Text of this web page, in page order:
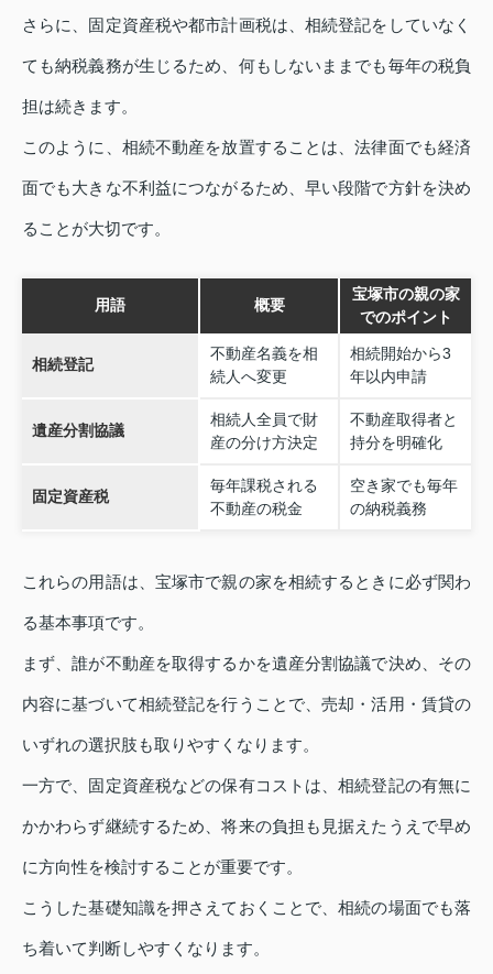
さらに、固定資産税や都市計画税は、相続登記をしていなく
ても納税義務が生じるため、何もしないままでも毎年の税負
担は続きます。
このように、相続不動産を放置することは、法律面でも経済
面でも大きな不利益につながるため、早い段階で方針を決め
ることが大切です。
用語 概要
宝塚市の親の家
でのポイント
相続登記
不動産名義を相
続人へ変更
相続開始から3
年以内申請
遺産分割協議
相続人全員で財
産の分け方決定
不動産取得者と
持分を明確化
固定資産税
毎年課税される
不動産の税金
空き家でも毎年
の納税義務
これらの用語は、宝塚市で親の家を相続するときに必ず関わ
る基本事項です。
まず、誰が不動産を取得するかを遺産分割協議で決め、その
内容に基づいて相続登記を行うことで、売却・活用・賃貸の
いずれの選択肢も取りやすくなります。
一方で、固定資産税などの保有コストは、相続登記の有無に
かかわらず継続するため、将来の負担も見据えたうえで早め
に方向性を検討することが重要です。
こうした基礎知識を押さえておくことで、相続の場面でも落
ち着いて判断しやすくなります。